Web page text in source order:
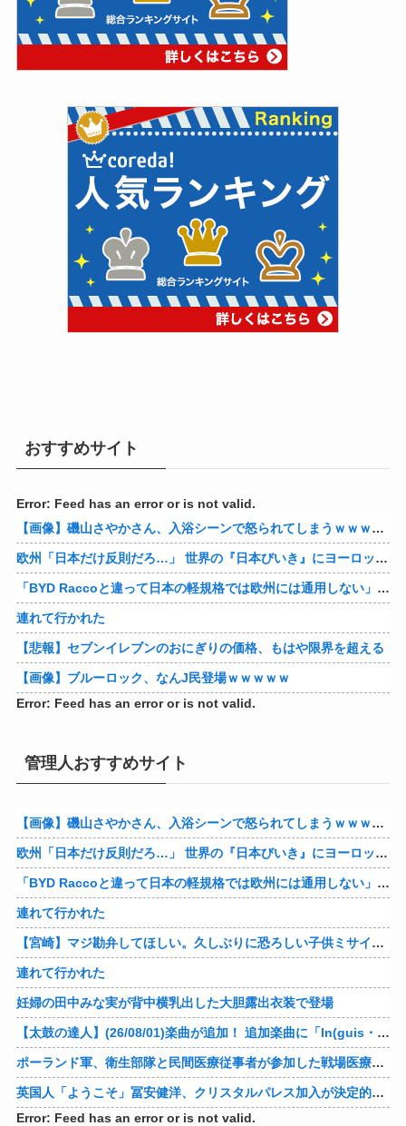
おすすめサイト
Error: Feed has an error or is not valid.
【画像】磯山さやかさん、入浴シーンで怒られてしまうｗｗｗｗｗｗ
欧州「日本だけ反則だろ…」 世界の『日本びいき』にヨーロッパ全土から不満の声
「BYD Raccoと違って日本の軽規格では欧州には通用しない」と自動車系ライターが示唆、だが速攻で反例を提示されて即落ち二コマ状態に……
連れて行かれた
【悲報】セブンイレブンのおにぎりの価格、もはや限界を超える
【画像】ブルーロック、なんJ民登場ｗｗｗｗｗ
Error: Feed has an error or is not valid.
管理人おすすめサイト
【画像】磯山さやかさん、入浴シーンで怒られてしまうｗｗｗｗｗｗ
欧州「日本だけ反則だろ…」 世界の『日本びいき』にヨーロッパ全土から不満の声
「BYD Raccoと違って日本の軽規格では欧州には通用しない」と自動車系ライターが示唆、だが速攻で反例を提示されて即落ち二コマ状態に……
連れて行かれた
【宮崎】マジ勘弁してほしい。久しぶりに恐ろしい子供ミサイルを見た。
連れて行かれた
妊婦の田中みな実が背中横乳出した大胆露出衣装で登場
【太鼓の達人】(26/08/01)楽曲が追加！ 追加楽曲に「ln(guis・tics) / Sephid」「Remnath / ぺのれり」の2曲が登場！！
ポーランド軍、衛生部隊と民間医療従事者が参加した戦場医療訓練を実施！
英国人「ようこそ」冨安健洋、クリスタルパレス加入が決定的に！メディカル検査をパス！現地サポが歓迎！アーセナルファンも祝福！【海外の反応】
Error: Feed has an error or is not valid.